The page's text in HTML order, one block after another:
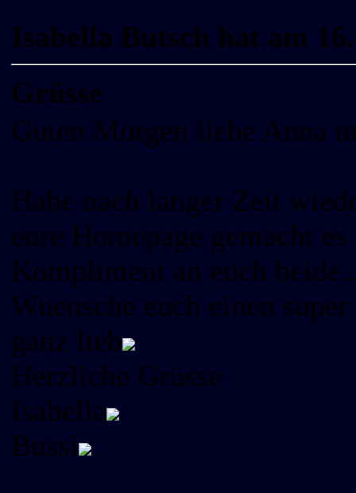
Isabella Butsch hat am
Grüsse
Guten Morgen liebe Anna
Habe nach langer Zeit
eure Homepage gemacht
Kompliment an euch
Wuensche euch einen
ganz lieb
Herzliche Grüsse
Isabella
Bussi